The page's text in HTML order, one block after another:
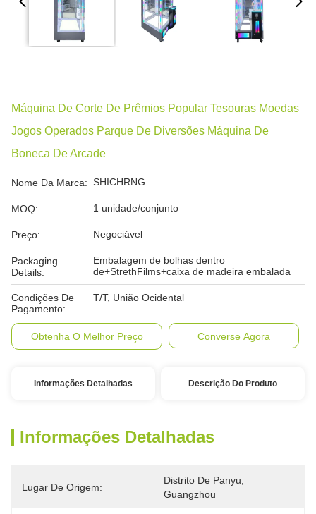
Máquina De Corte De Prêmios Popular Tesouras Moedas
Jogos Operados Parque De Diversões Máquina De
Boneca De Arcade
Nome Da Marca: SHICHRNG
MOQ: 1 unidade/conjunto
Preço: Negociável
Packaging
Details:
Embalagem de bolhas dentro
de+StrethFilms+caixa de madeira embalada
Condições De
Pagamento:
T/T, União Ocidental
Obtenha O Melhor Preço Converse Agora
Informações Detalhadas Descrição Do Produto
Informações Detalhadas
Lugar De Origem:
Distrito De Panyu,
Guangzhou